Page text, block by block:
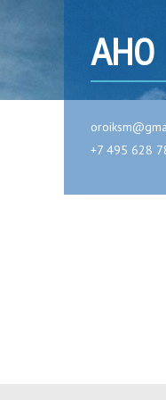
АНО
+7 495 628